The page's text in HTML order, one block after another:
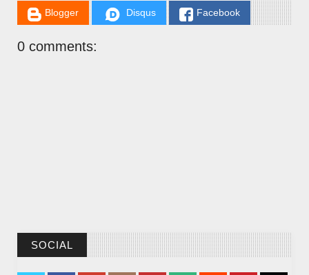
Blogger Disqus Facebook
0 comments:
SOCIAL
NGƯỜI GIÀU THỰC SỰ